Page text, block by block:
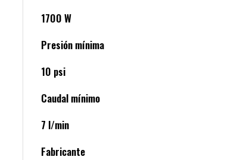
1700 W
Presión mínima
10 psi
Caudal mínimo
7 l/min
Fabricante